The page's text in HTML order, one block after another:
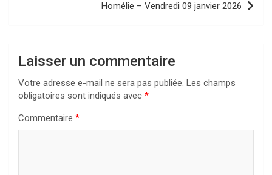
Homélie – Vendredi 09 janvier 2026
Laisser un commentaire
Votre adresse e-mail ne sera pas publiée. Les champs
obligatoires sont indiqués avec *
Commentaire *